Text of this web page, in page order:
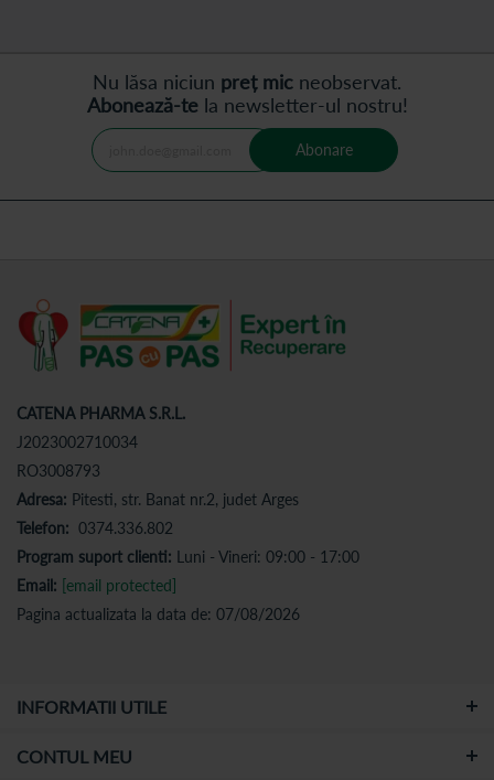
Nu lăsa niciun preț mic neobservat.
Abonează-tela newsletter-ul nostru!
Abonare
CATENA PHARMA S.R.L.
J2023002710034
RO3008793
Adresa: Pitesti, str. Banat nr.2, judet Arges
Telefon: 0374.336.802
Program suport clienti: Luni - Vineri: 09:00 - 17:00
Email: [email protected]
Pagina actualizata la data de: 07/08/2026
INFORMATII UTILE
CONTUL MEU